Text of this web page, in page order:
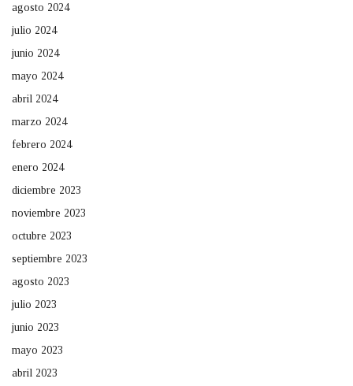
agosto 2024
julio 2024
junio 2024
mayo 2024
abril 2024
marzo 2024
febrero 2024
enero 2024
diciembre 2023
noviembre 2023
octubre 2023
septiembre 2023
agosto 2023
julio 2023
junio 2023
mayo 2023
abril 2023